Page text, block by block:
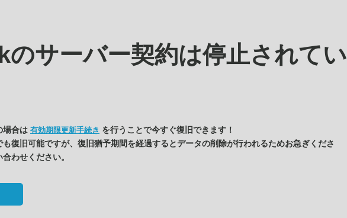
のサーバー契約は停止されてい
場合は 有効期限更新手続き を行うことで今すぐ復旧できます！
復旧可能ですが、復旧猶予期間を経過するとデータの削除が行われるためお急ぎくださ
わせください。